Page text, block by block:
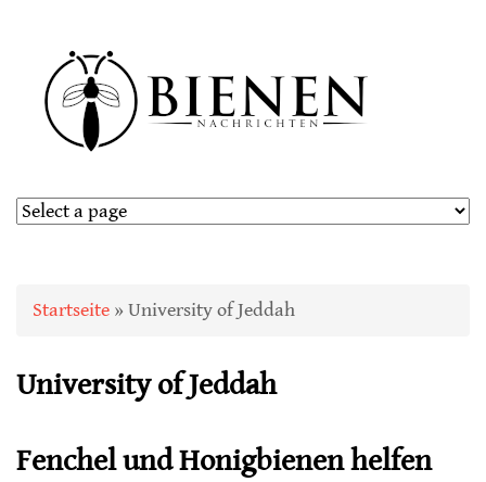
Sie sind hier
Startseite » University of Jeddah
University of Jeddah
Fenchel und Honigbienen helfen